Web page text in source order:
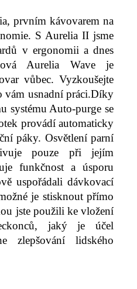
prvním kávovarem na
S Aurelia II jsme
v ergonomii a dnes
Aurelia Wave je
vůbec. Vyzkoušejte
vám usnadní práci.Díky
systému Auto-purge se
provádí automaticky
páky. Osvětlení parní
pouze při jejím
funkčnost a úsporu
uspořádali dávkovací
je stisknout přímo
jste použili ke vložení
jaký je účel
zlepšování lidského